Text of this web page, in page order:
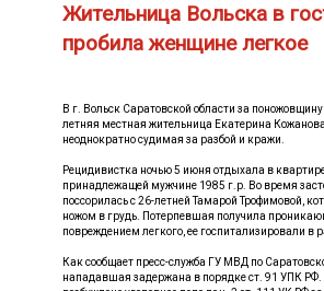
Жительница Вольска в
пробила женщине легкое
В г. Вольск Саратовской области за
летняя местная жительница Екатерина
неоднократно судимая за разбой и кражи.
Рецидивистка ночью 5 июня отдыхала в
принадлежащей мужчине 1985 г.р. Во время
поссорилась с 26-летней Тамарой Трофимовой,
ножом в грудь. Потерпевшая получила
повреждением легкого, ее госпитализировали в
Как сообщает пресс-служба ГУ МВД по
нападавшая задержана в порядке ст. 91 УПК РФ.